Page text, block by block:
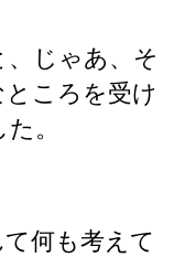
じゃあ、そ
ころを受け
。
何も考えて